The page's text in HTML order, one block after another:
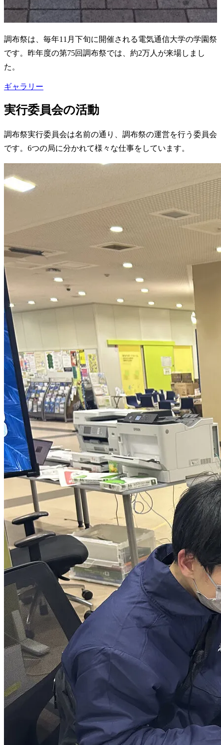
調布祭は、毎年11月下旬に開催される電気通信大学の学園祭
です。昨年度の第75回調布祭では、約2万人が来場しまし
た。
ギャラリー
実行委員会の活動
調布祭実行委員会は名前の通り、調布祭の運営を行う委員会
です。6つの局に分かれて様々な仕事をしています。